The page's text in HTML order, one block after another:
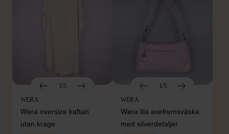
1/5
WERA
Wera oversize kaftan
utan krage
1/5
WERA
Wera lila axelremsväska
med silverdetaljer